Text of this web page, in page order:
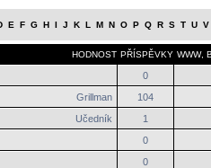
E F G H I J K L M N O P Q R S T U V
HODNOST PŘÍSPĚVKY WWW,
0
Grillman
104
Učedník
1
0
0